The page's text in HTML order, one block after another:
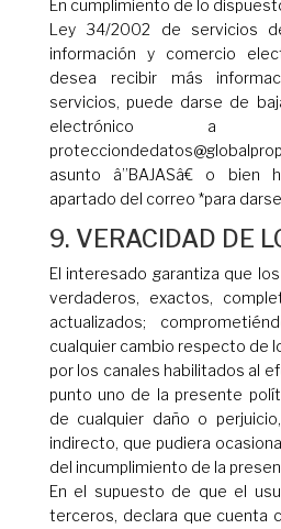
En cumplimiento de lo
Ley 34/2002 de servicios
información y comercio
desea recibir más
servicios, puede darse de
electrónico a
asunto â”BAJASâ€ o
apartado del correo *para
9. VERACIDAD DE
El interesado garantiza que
verdaderos, exactos,
actualizados;
cualquier cambio respecto de
por los canales habilitados al
punto uno de la presente
de cualquier daño o
indirecto, que pudiera
del incumplimiento de la
En el supuesto de que el
terceros, declara que cuenta